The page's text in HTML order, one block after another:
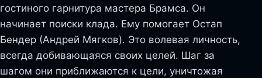
гостиного гарнитура мастера Брамса. Он
начинает поиски клада. Ему помогает Остап
Бендер (Андрей Мягков). Это волевая личность,
всегда добивающаяся своих целей. Шаг за
шагом они приближаются к цели, уничтожая